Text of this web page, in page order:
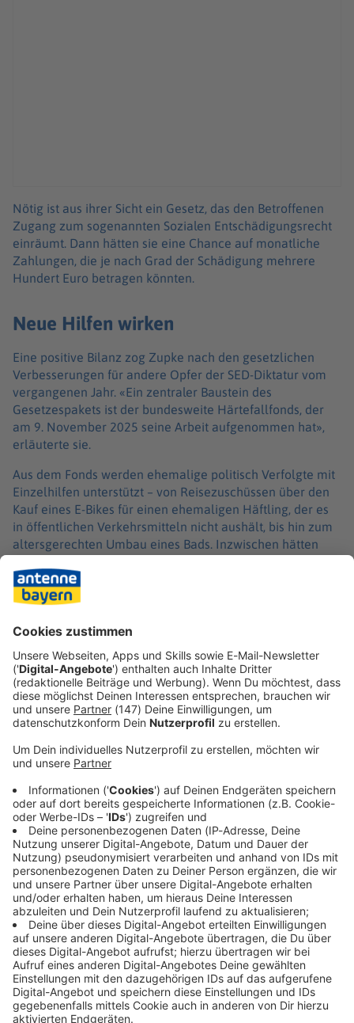
Nötig ist aus ihrer Sicht ein Gesetz, das den Betroffenen
Zugang zum sogenannten Sozialen Entschädigungsrecht
einräumt. Dann hätten sie eine Chance auf monatliche
Zahlungen, die je nach Grad der Schädigung mehrere
Hundert Euro betragen könnten.
Neue Hilfen wirken
Eine positive Bilanz zog Zupke nach den gesetzlichen
Verbesserungen für andere Opfer der SED-Diktatur vom
vergangenen Jahr. «Ein zentraler Baustein des
Gesetzespakets ist der bundesweite Härtefallfonds, der
am 9. November 2025 seine Arbeit aufgenommen hat»,
erläuterte sie.
Aus dem Fonds werden ehemalige politisch Verfolgte mit
Einzelhilfen unterstützt – von Reisezuschüssen über den
Kauf eines E-Bikes für einen ehemaligen Häftling, der es
in öffentlichen Verkehrsmitteln nicht aushält, bis hin zum
altersgerechten Umbau eines Bads. Inzwischen hätten
«Unser wiedervereinigtes Land ist auf dem richtigen Weg,
die Opfer der SED-Diktatur bestmöglich zu unterstützen
und zu würdigen», sagte Zupke. Doch dürfe man nicht
Diktatur nicht allein.»
Immer auf dem Laufenden
bleiben!